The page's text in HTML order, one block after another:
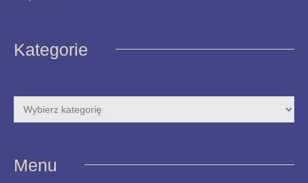
Kategorie
Menu